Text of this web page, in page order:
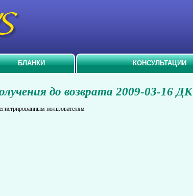
БЛАНКИ КОНСУЛЬТАЦИИ
до возврата 2009-03-16 ДК
пользователям